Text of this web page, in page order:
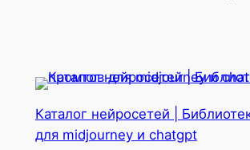
Каталог нейросетей |
для midjourney и chatgpt